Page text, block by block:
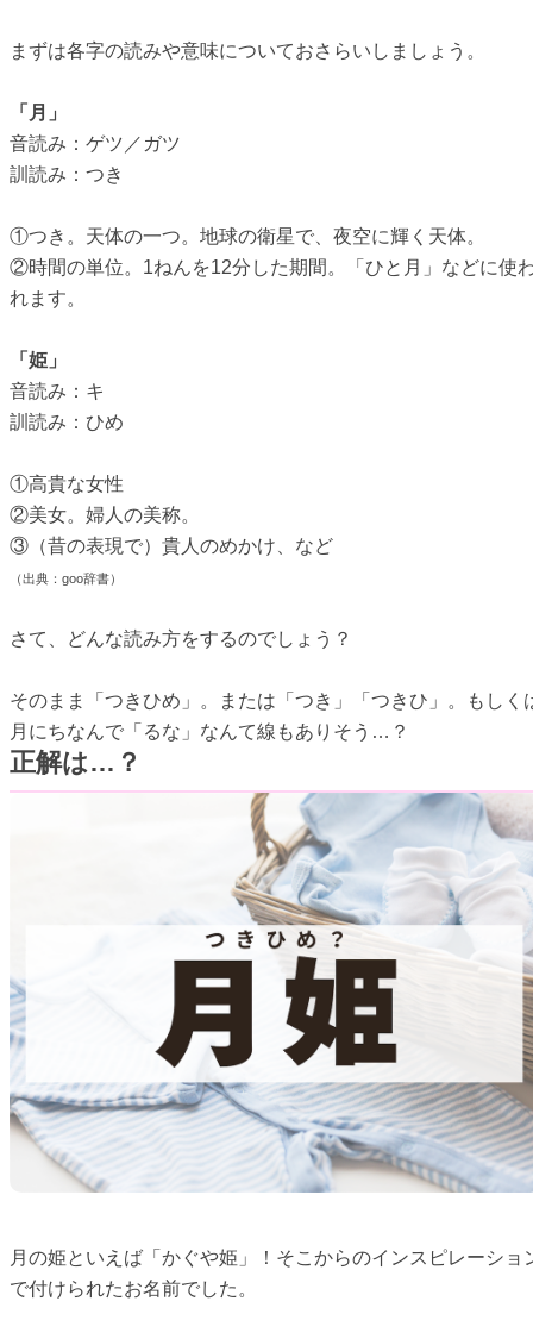
まずは各字の読みや意味についておさらいしましょう。
「月」
音読み：ゲツ／ガツ
訓読み：つき
①つき。天体の一つ。地球の衛星で、夜空に輝く天体。
②時間の単位。1ねんを12分した期間。「ひと月」などに使
れます。
「姫」
音読み：キ
訓読み：ひめ
①高貴な女性
②美女。婦人の美称。
③（昔の表現で）貴人のめかけ、など
（出典：goo辞書）
さて、どんな読み方をするのでしょう？
そのまま「つきひめ」。または「つき」「つきひ」。もしく
月にちなんで「るな」なんて線もありそう…？
正解は…？
月の姫といえば「かぐや姫」！そこからのインスピレーショ
で付けられたお名前でした。